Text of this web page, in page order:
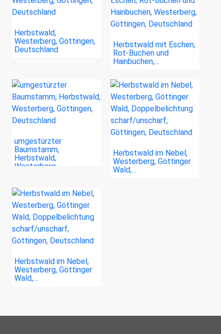
Herbstwald,
Westerberg, Göttingen,
Deutschland
Herbstwald mit Eschen,
Rot-Buchen und
Hainbuchen,…
umgestürzter
Baumstamm,
Herbstwald,
Westerberg,…
Herbstwald im Nebel,
Westerberg, Göttinger
Wald,…
Herbstwald im Nebel,
Westerberg, Göttinger
Wald,…